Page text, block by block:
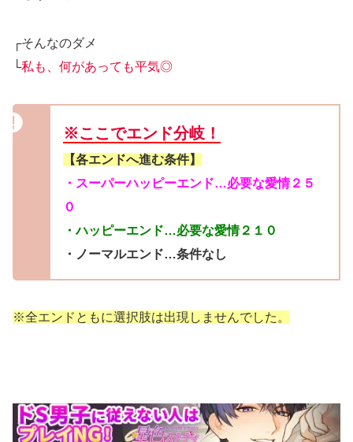
┌そんなのダメ
└私も、何があっても平気◎
※ここでエンド分岐！
【各エンドへ進む条件】
・スーパーハッピーエンド…必要な愛情２５
０
・ハッピーエンド…必要な愛情２１０
・ノーマルエンド…条件なし
※全エンドともに選択肢は出現しませんでした。